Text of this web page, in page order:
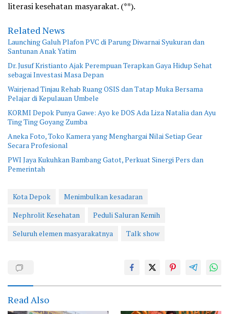
literasi kesehatan masyarakat. (**).
Related News
Launching Galuh Plafon PVC di Parung Diwarnai Syukuran dan
Santunan Anak Yatim
Dr. Jusuf Kristianto Ajak Perempuan Terapkan Gaya Hidup Sehat
sebagai Investasi Masa Depan
Wairjenad Tinjau Rehab Ruang OSIS dan Tatap Muka Bersama
Pelajar di Kepulauan Umbele
KORMI Depok Punya Gawe: Ayo ke DOS Ada Liza Natalia dan Ayu
Ting Ting Goyang Zumba
Aneka Foto, Toko Kamera yang Menghargai Nilai Setiap Gear
Secara Profesional
PWI Jaya Kukuhkan Bambang Gatot, Perkuat Sinergi Pers dan
Pemerintah
Kota Depok
Menimbulkan kesadaran
Nephrolit Kesehatan
Peduli Saluran Kemih
Seluruh elemen masyarakatnya
Talk show
Read Also